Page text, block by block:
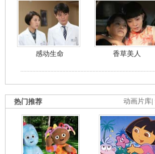
感动生命 香草美人
动画片库
热门推荐